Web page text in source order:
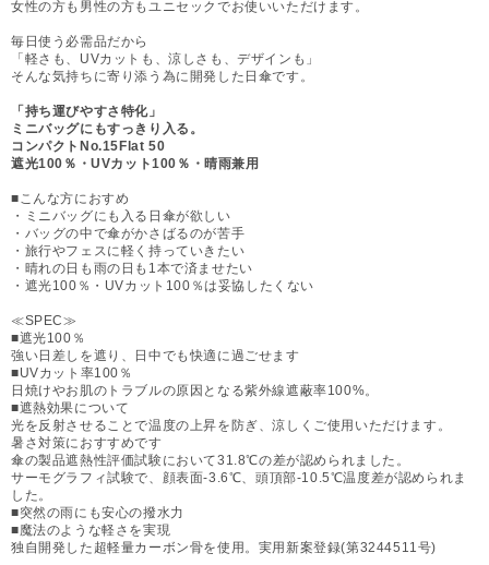
女性の方も男性の方もユニセックでお使いいただけます。
毎日使う必需品だから
「軽さも、UVカットも、涼しさも、デザインも」
そんな気持ちに寄り添う為に開発した日傘です。
「持ち運びやすさ特化」
ミニバッグにもすっきり入る。
コンパクトNo.15Flat 50
遮光100％・UVカット100％・晴雨兼用
■こんな方におすめ
・ミニバッグにも入る日傘が欲しい
・バッグの中で傘がかさばるのが苦手
・旅行やフェスに軽く持っていきたい
・晴れの日も雨の日も1本で済ませたい
・遮光100％・UVカット100％は妥協したくない
≪SPEC≫
■遮光100％
強い日差しを遮り、日中でも快適に過ごせます
■UVカット率100％
日焼けやお肌のトラブルの原因となる紫外線遮蔽率100%。
■遮熱効果について
光を反射させることで温度の上昇を防ぎ、涼しくご使用いただけます。
暑さ対策におすすめです
傘の製品遮熱性評価試験において31.8℃の差が認められました。
サーモグラフィ試験で、顔表面-3.6℃、頭頂部-10.5℃温度差が認められま
した。
■突然の雨にも安心の撥水力
■魔法のような軽さを実現
独自開発した超軽量カーボン骨を使用。実用新案登録(第3244511号)